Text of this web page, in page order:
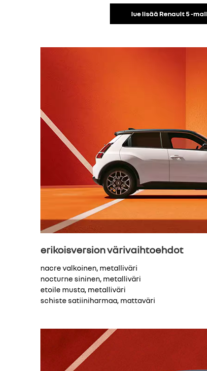
lue lisää Renault 5 -
erikoisversion värivaihtoehdot
nacre valkoinen, metalliväri
nocturne sininen, metalliväri
etoile musta, metalliväri
schiste satiiniharmaa, mattaväri